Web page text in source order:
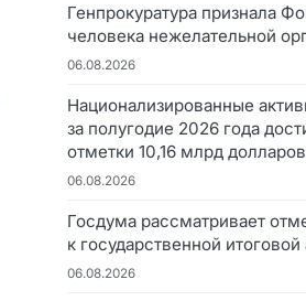
Генпрокуратура признала
человека нежелательной
06.08.2026
Национализированные
за полугодие 2026 года
отметки 10,16 млрд долларов
06.08.2026
Госдума рассматривает
к государственной итоговой
06.08.2026